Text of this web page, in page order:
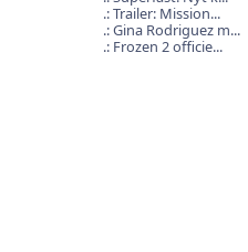
Trailer: Mission...
Gina Rodriguez m...
Frozen 2 officie...